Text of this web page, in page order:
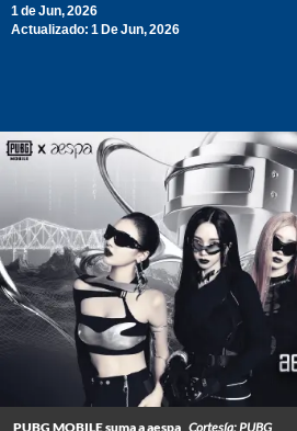
1 de Jun, 2026
Actualizado: 1 De Jun, 2026
PUBG MOBILE suma a aespa Cortesía: PUBG